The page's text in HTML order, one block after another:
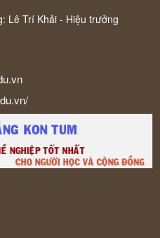
Lê Trí Khải - Hiệu trưởng